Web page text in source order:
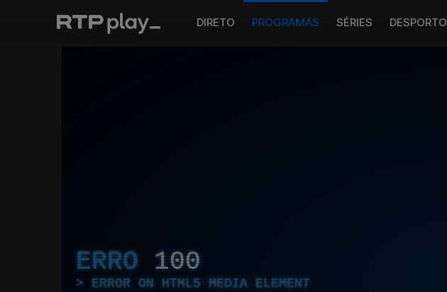
DIRETO PROGRAMAS SÉRIES DESPORTO
ERRO 100
ERROR ON HTML5 MEDIA ELEMENT